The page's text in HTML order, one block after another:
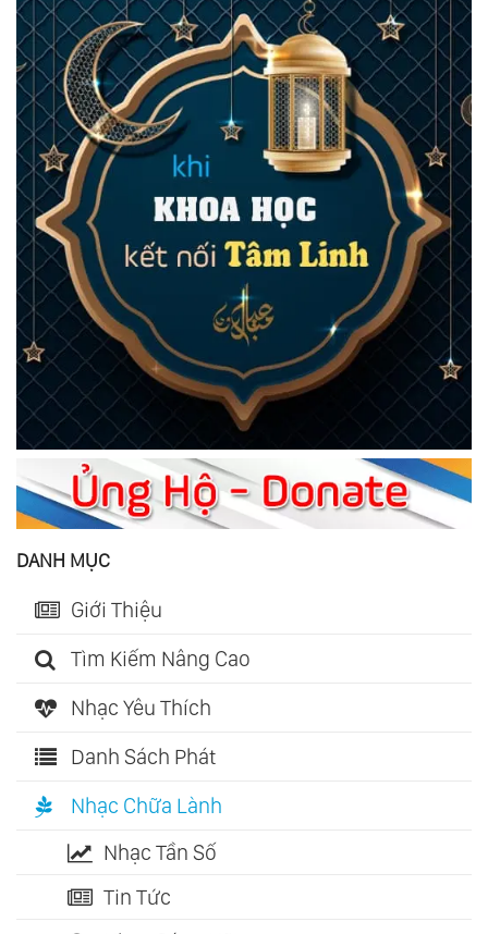
DANH MỤC
Giới Thiệu
Tìm Kiếm Nâng Cao
Nhạc Yêu Thích
Danh Sách Phát
Nhạc Chữa Lành
Nhạc Tần Số
Tin Tức